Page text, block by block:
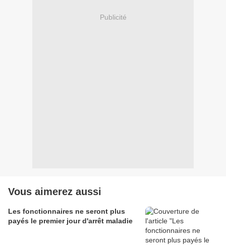
Publicité
Vous aimerez aussi
Les fonctionnaires ne seront plus
payés le premier jour d'arrêt maladie